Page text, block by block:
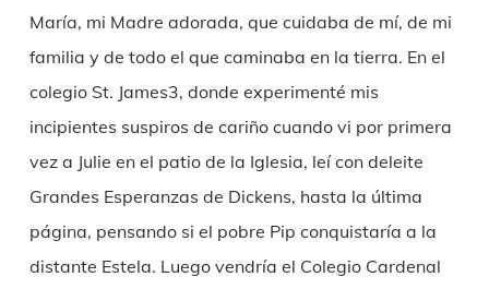
María, mi Madre adorada, que cuidaba de mí, de mi
familia y de todo el que caminaba en la tierra. En el
colegio St. James3, donde experimenté mis
incipientes suspiros de cariño cuando vi por primera
vez a Julie en el patio de la Iglesia, leí con deleite
Grandes Esperanzas de Dickens, hasta la última
página, pensando si el pobre Pip conquistaría a la
distante Estela. Luego vendría el Colegio Cardenal